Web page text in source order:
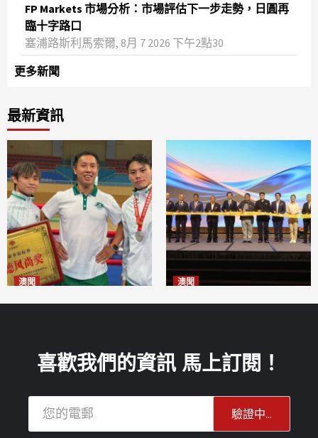
FP Markets 市場分析：市場評估下一步走勢，日圓再
臨十字路口
塞浦路斯利馬索爾, 8月 7 2026 下午2點30
更多新聞
最新資訊
澳聞 澳聞
喜歡我們的資訊 馬上訂閱！